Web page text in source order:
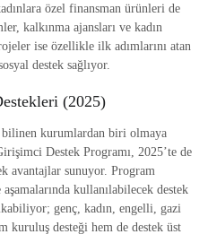
özel finansman ürünleri de
kalkınma ajansları ve kadın
ise özellikle ilk adımlarını atan
destek sağlıyor.
(2025)
kurumlardan biri olmaya
Destek Programı, 2025’te de
avantajlar sunuyor. Program
kullanılabilecek destek
genç, kadın, engelli, gazi
kuruluş desteği hem de destek üst